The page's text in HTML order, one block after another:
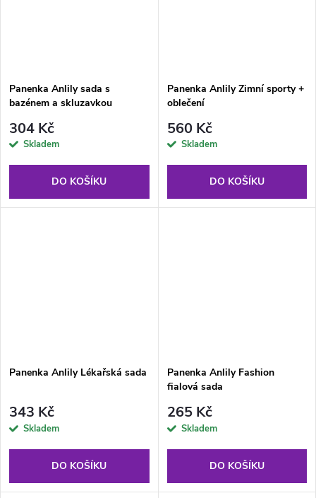
Panenka Anlily sada s
bazénem a skluzavkou
304 Kč
Skladem
DO KOŠÍKU
Panenka Anlily Zimní sporty +
oblečení
560 Kč
Skladem
DO KOŠÍKU
Panenka Anlily Lékařská sada
343 Kč
Skladem
DO KOŠÍKU
Panenka Anlily Fashion
fialová sada
265 Kč
Skladem
DO KOŠÍKU